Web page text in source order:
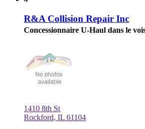
R&A Collision Repair Inc
Concessionnaire U-Haul dans le
1410 8th St
Rockford, IL 61104